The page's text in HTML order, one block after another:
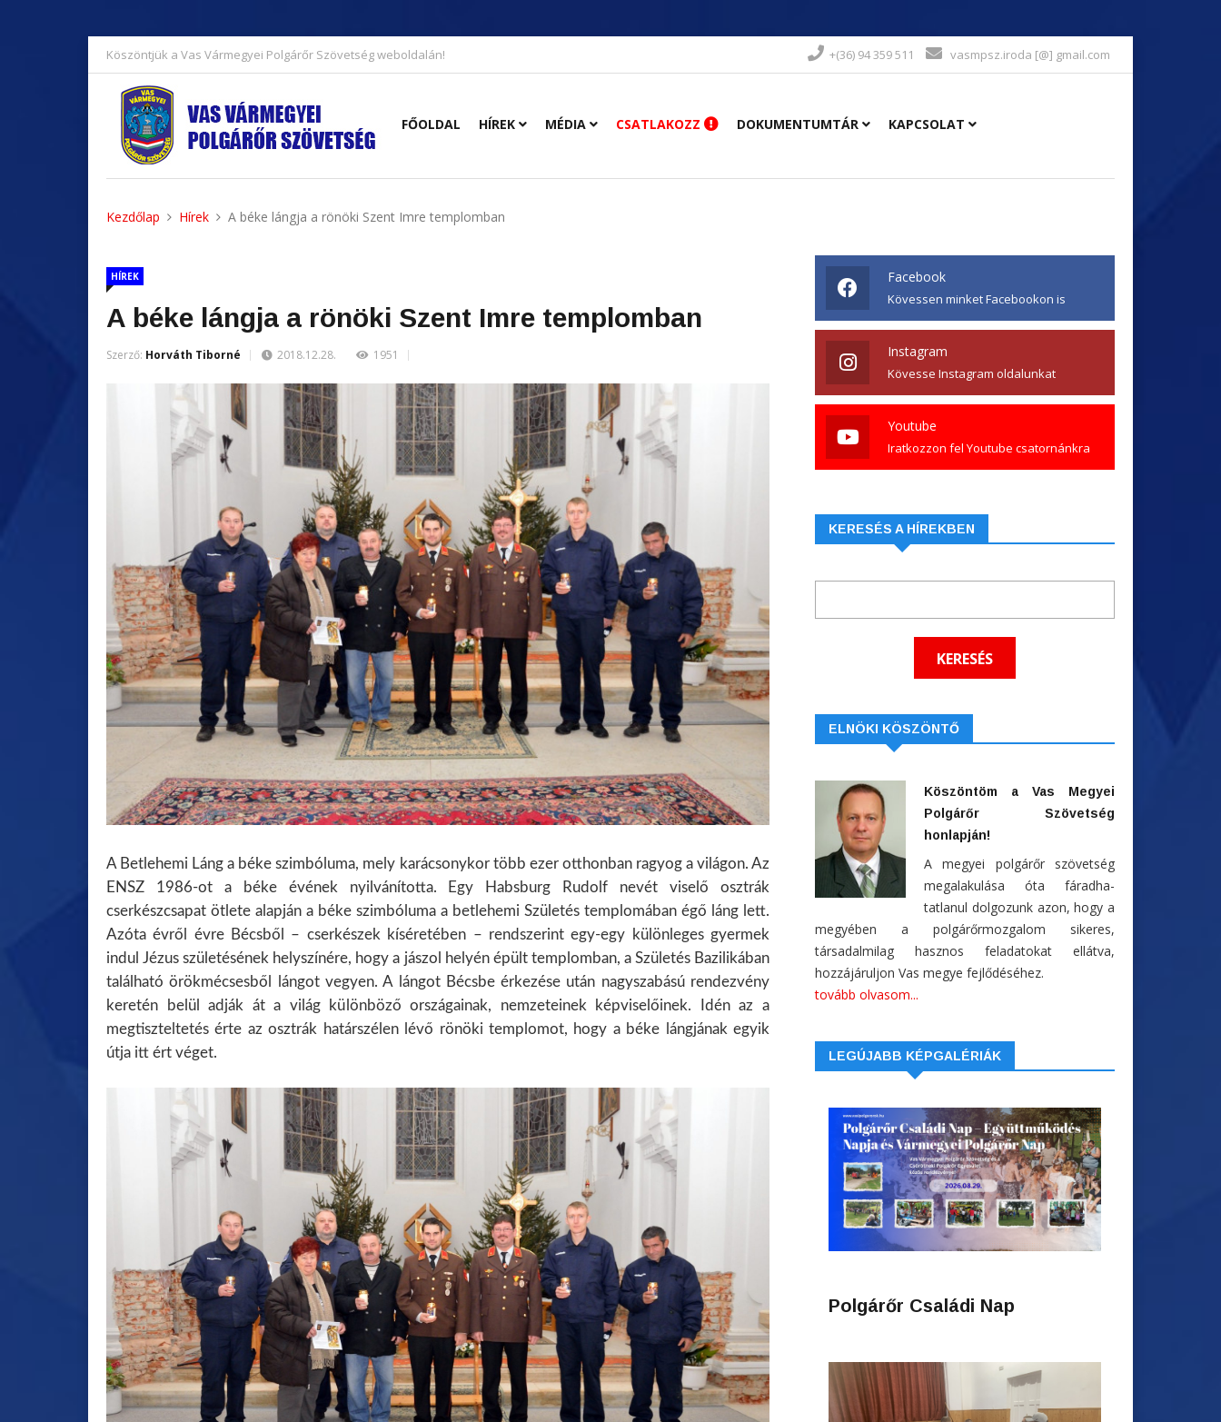
Köszöntjük a Vas Vármegyei Polgárőr Szövetség weboldalán! +(36) 94 359 511 vasmpsz.iroda [@] gmail.com
FŐOLDAL HÍREK MÉDIA CSATLAKOZZ DOKUMENTUMTÁR KAPCSOLAT
Kezdőlap Hírek A béke lángja a rönöki Szent Imre templomban
HÍREK
A béke lángja a rönöki Szent Imre templomban
Szerző: Horváth Tiborné 2018.12.28. 1951
A Betlehemi Láng a béke szimbóluma, mely karácsonykor több ezer otthonban ragyog a világon. Az
ENSZ 1986-ot a béke évének nyilvánította. Egy Habsburg Rudolf nevét viselő osztrák
cserkészcsapat ötlete alapján a béke szimbóluma a betlehemi Születés templomában égő láng lett.
Azóta évről évre Bécsből – cserkészek kíséretében – rendszerint egy-egy különleges gyermek
indul Jézus születésének helyszínére, hogy a jászol helyén épült templomban, a Születés Bazilikában
található örökmécsesből lángot vegyen. A lángot Bécsbe érkezése után nagyszabású rendezvény
keretén belül adják át a világ különböző országainak, nemzeteinek képviselőinek. Idén az a
megtiszteltetés érte az osztrák határszélen lévő rönöki templomot, hogy a béke lángjának egyik
útja itt ért véget.
Facebook
Kövessen minket Facebookon is
Instagram
Kövesse Instagram oldalunkat
Youtube
Iratkozzon fel Youtube csatornánkra
KERESÉS A HÍREKBEN
ELNÖKI KÖSZÖNTŐ
Köszöntöm a Vas Megyei
Polgárőr Szövetség
honlapján!
A megyei polgárőr szövetség
megalakulása óta fáradha-
tatlanul dolgozunk azon, hogy a
megyében a polgárőrmozgalom sikeres,
társadalmilag hasznos feladatokat ellátva,
hozzájáruljon Vas megye fejlődéséhez.
tovább olvasom...
LEGÚJABB KÉPGALÉRIÁK
Polgárőr Családi Nap